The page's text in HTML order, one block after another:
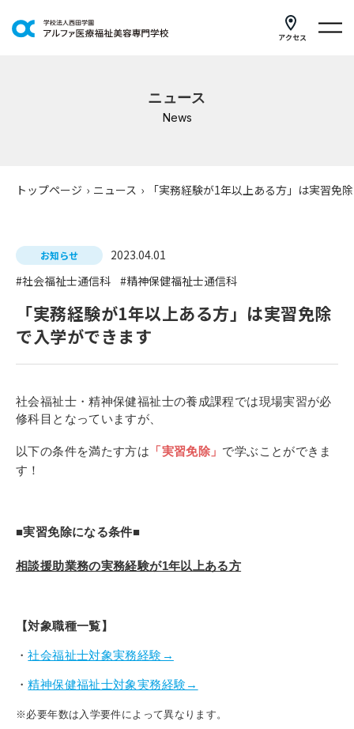
アクセス
就職支援
公共職業訓練
寄付金のご案内
よくあるご質問
在校生の皆さまへ
新着情報
コラム
資料請求
インターネット出願
教職員採用情報
その他
ニュース
News
トップページ › ニュース › 「実務経験が1年以上ある方」は実習免
お知らせ
2023.04.01
#社会福祉士通信科 #精神保健福祉士通信科
「実務経験が1年以上ある方」は実習免除
で入学ができます
社会福祉士・精神保健福祉士の養成課程では現場実習が必
修科目となっていますが、
以下の条件を満たす方は 「実習免除」 で学ぶことができま
す！
■実習免除になる条件■
相談援助業務の実務経験が1年以上ある方
【対象職種一覧】
・社会福祉士対象実務経験→
・精神保健福祉士対象実務経験→
※必要年数は入学要件によって異なります。